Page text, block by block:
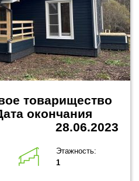
товарищество
окончания
28.06.2023
Этажность:
1